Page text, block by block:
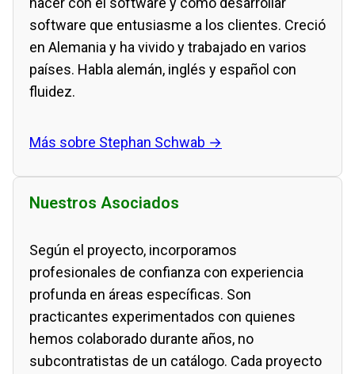
software que entusiasme a los clientes. Creció
en Alemania y ha vivido y trabajado en varios
países. Habla alemán, inglés y español con
fluidez.
Más sobre Stephan Schwab →
Nuestros Asociados
Según el proyecto, incorporamos
profesionales de confianza con experiencia
profunda en áreas específicas. Son
practicantes experimentados con quienes
hemos colaborado durante años, no
subcontratistas de un catálogo. Cada proyecto